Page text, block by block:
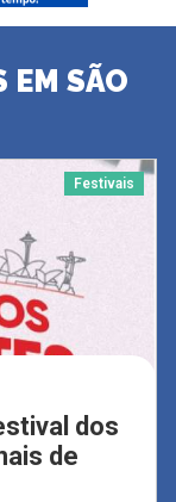
EM SÃO
Festivais
dos
de